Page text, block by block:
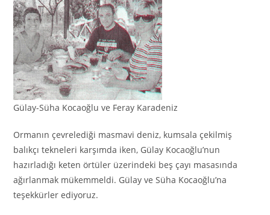
Gülay-Süha Kocaoğlu ve Feray Karadeniz
Ormanın çevrelediği masmavi deniz, kumsala çekilmiş
balıkçı tekneleri karşımda iken, Gülay Kocaoğlu’nun
hazırladığı keten örtüler üzerindeki beş çayı masasında
ağırlanmak mükemmeldi. Gülay ve Süha Kocaoğlu’na
teşekkürler ediyoruz.